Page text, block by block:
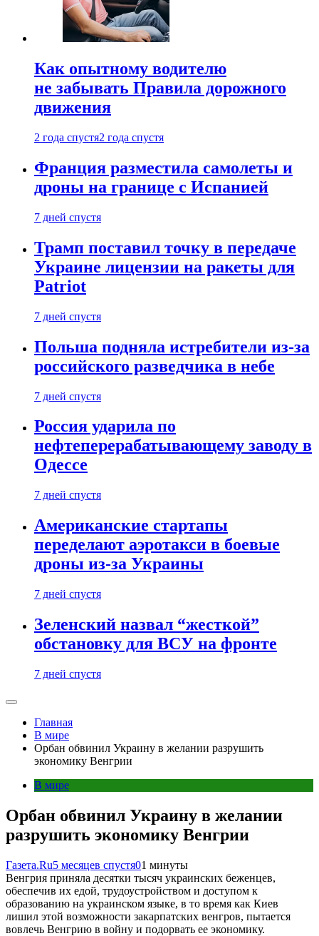
Как опытному водителю
не забывать Правила дорожного
движения
2 года спустя2 года спустя
Франция разместила самолеты и
дроны на границе с Испанией
7 дней спустя
Трамп поставил точку в передаче
Украине лицензии на ракеты для
Patriot
7 дней спустя
Польша подняла истребители из-за
российского разведчика в небе
7 дней спустя
Россия ударила по
нефтеперерабатывающему заводу в
Одессе
7 дней спустя
Американские стартапы
переделают аэротакси в боевые
дроны из-за Украины
7 дней спустя
Зеленский назвал “жесткой”
обстановку для ВСУ на фронте
7 дней спустя
Главная
В мире
Орбан обвинил Украину в желании разрушить
экономику Венгрии
В мире
Орбан обвинил Украину в желании
разрушить экономику Венгрии
Газета.Ru5 месяцев спустя01 минуты
Венгрия приняла десятки тысяч украинских беженцев,
обеспечив их едой, трудоустройством и доступом к
образованию на украинском языке, в то время как Киев
лишил этой возможности закарпатских венгров, пытается
вовлечь Венгрию в войну и подорвать ее экономику.